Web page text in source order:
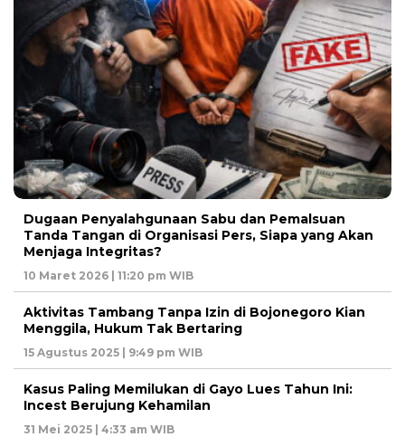
Dugaan Penyalahgunaan Sabu dan Pemalsuan
Tanda Tangan di Organisasi Pers, Siapa yang Akan
Menjaga Integritas?
10 Maret 2026 | 11:20 pm WIB
Aktivitas Tambang Tanpa Izin di Bojonegoro Kian
Menggila, Hukum Tak Bertaring
15 Agustus 2025 | 9:49 pm WIB
Kasus Paling Memilukan di Gayo Lues Tahun Ini:
Incest Berujung Kehamilan
31 Mei 2025 | 4:33 am WIB